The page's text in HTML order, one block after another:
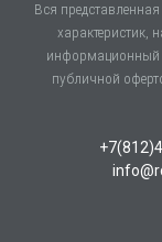
Вся
характеристик,
информационный
публичной